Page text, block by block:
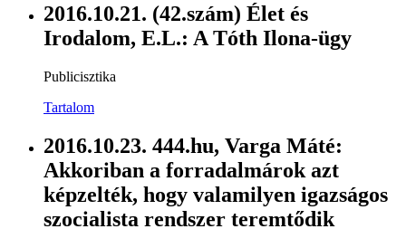
2016.10.21. (42.szám) Élet és
Irodalom, E.L.: A Tóth Ilona-ügy
Publicisztika
Tartalom
2016.10.23. 444.hu, Varga Máté:
Akkoriban a forradalmárok azt
képzelték, hogy valamilyen igazságos
szocialista rendszer teremtődik